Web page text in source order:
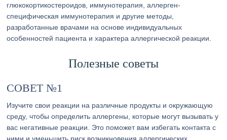
глюкокортикостероидов, иммунотерапия, аллерген-
специфическая иммунотерапия и другие методы,
разработанные врачами на основе индивидуальных
особенностей пациента и характера аллергической реакции.
Полезные советы
СОВЕТ №1
Изучите свои реакции на различные продукты и окружающую
среду, чтобы определить аллергены, которые могут вызывать у
вас негативные реакции. Это поможет вам избегать контакта с